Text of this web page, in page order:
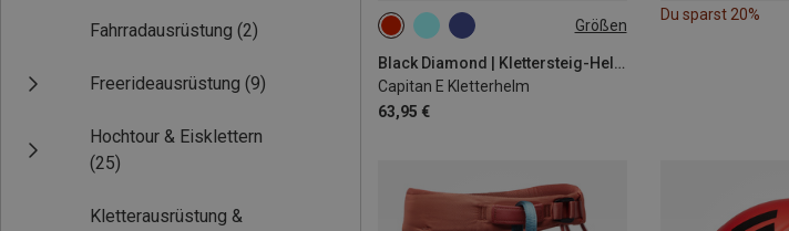
Fahrradausrüstung (2)
Freerideausrüstung (9)
Hochtour & Eisklettern
(25)
Kletterausrüstung &
Größen
Black Diamond | Klettersteig-Helme
Capitan E Kletterhelm
63,95 €
M-L | 58-63CM S-M | 53-59CM
Du sparst 20%